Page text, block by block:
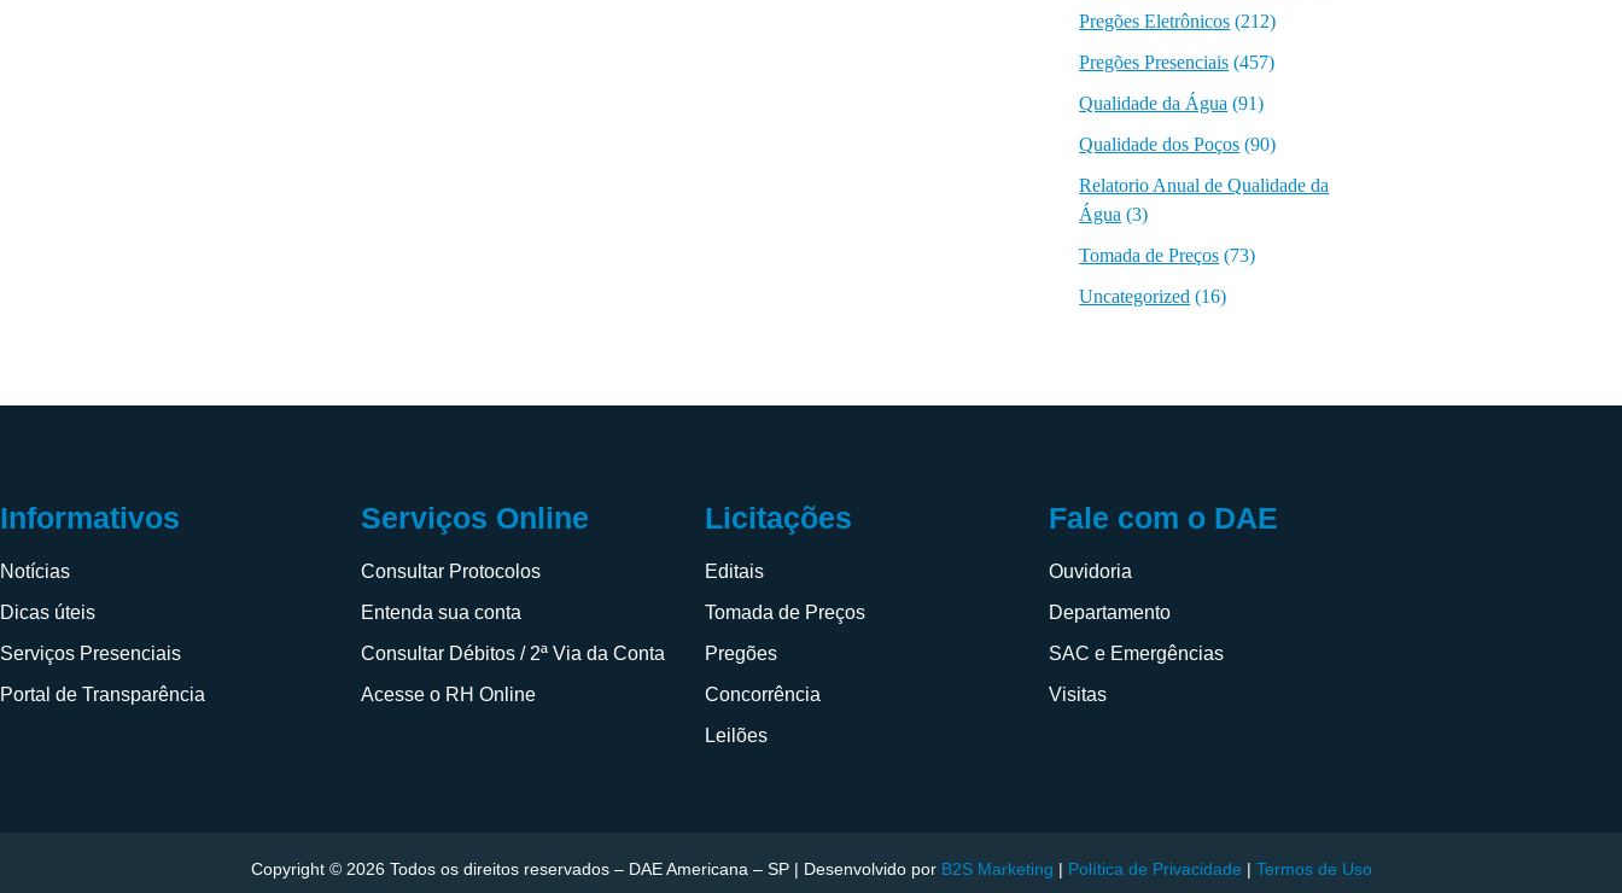
Pregões Eletrônicos (212)
Pregões Presenciais (457)
Qualidade da Água (91)
Qualidade dos Poços (90)
Relatorio Anual de Qualidade da
Água (3)
Tomada de Preços (73)
Uncategorized (16)
Informativos
Notícias
Dicas úteis
Serviços Presenciais
Portal de Transparência
Serviços Online
Consultar Protocolos
Entenda sua conta
Consultar Débitos / 2ª Via da Conta
Acesse o RH Online
Licitações
Editais
Tomada de Preços
Pregões
Concorrência
Leilões
Fale com o DAE
Ouvidoria
Departamento
SAC e Emergências
Visitas
Copyright © 2026 Todos os direitos reservados – DAE Americana – SP | Desenvolvido por B2S Marketing | Política de Privacidade | Termos de Uso